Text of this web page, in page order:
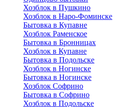
Хозблок в Пушкино
Хозблок в Наро-Фоминске
Бытовка в Купавне
Хозблок Раменское
Бытовка в Бронницах
Хозблок в Купавне
Бытовка в Подольске
Хозблок в Ногинске
Бытовка в Ногинске
Хозблок Софрино
Бытовка в Софрино
Хозблок в Подольске